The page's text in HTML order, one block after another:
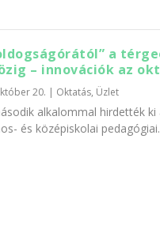
a
– innovációk az
20. | Oktatás, Üzlet
alkalommal hirdették ki
és középiskolai